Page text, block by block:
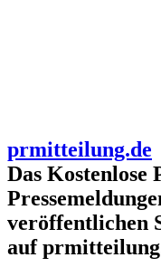
prmitteilung.de
Das Kostenlose
veröffentlichen
auf